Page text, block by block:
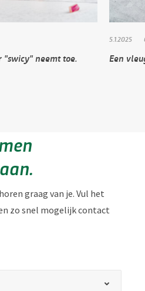
"swicy" neemt toe.
5.1.2025
Een
graag van je. Vul het
zo snel mogelijk contact